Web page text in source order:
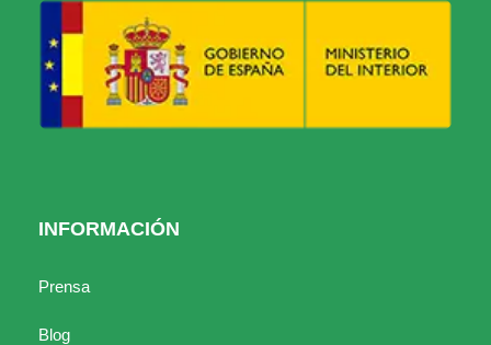
INFORMACIÓN
Prensa
Blog